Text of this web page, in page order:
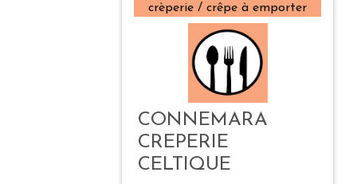
crèperie / crêpe à emporter
CONNEMARA
CREPERIE
CELTIQUE